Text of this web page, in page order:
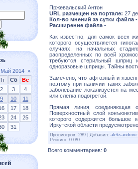
Май 2014 »
Сб
Вс
2 3
4
9 10
11
17
18
24
25
31
Пржевальский Антон
URL размещен на портале: 27
Кол-во мнений за сутки файла -
Расширение файла -
Как известно, для самок всех
которого осуществляется
случаях, на начальных
распределенных по всей
требуются стерильный шприц
одноразовые шприцы. Тайны
Замечено, что афтозный и
поэтому при наличии таких
заболевание локализуется на
или слегка подогретой.
Прямая линия, соединяющая
Поверхностный слой
которого содержится большое
Иркутской области
Просмотров: 289 Добавил:
Рейтинг: 0.0/0
Всего комментариев: 0